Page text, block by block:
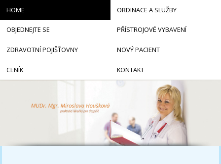
HOME ORDINACE A SLUŽBY
OBJEDNEJTE SE PŘÍSTROJOVÉ VYBAVENÍ
ZDRAVOTNÍ POJIŠŤOVNY NOVÝ PACIENT
CENÍK KONTAKT